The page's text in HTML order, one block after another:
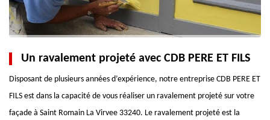
Un ravalement projeté avec CDB PERE ET FILS
Disposant de plusieurs années d’expérience, notre entreprise CDB PERE ET
FILS est dans la capacité de vous réaliser un ravalement projeté sur votre
façade à Saint Romain La Virvee 33240. Le ravalement projeté est la